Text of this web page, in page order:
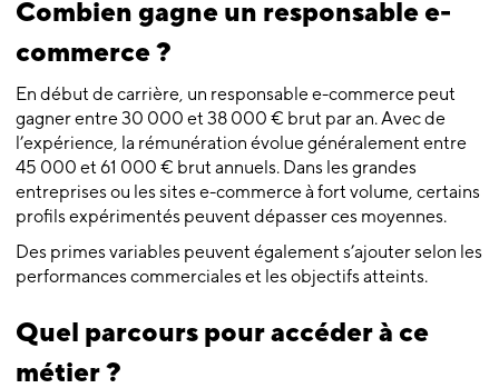
Combien gagne un responsable e-
commerce ?
En début de carrière, un responsable e-commerce peut
gagner entre 30 000 et 38 000 € brut par an. Avec de
l’expérience, la rémunération évolue généralement entre
45 000 et 61 000 € brut annuels. Dans les grandes
entreprises ou les sites e-commerce à fort volume, certains
profils expérimentés peuvent dépasser ces moyennes.
Des primes variables peuvent également s’ajouter selon les
performances commerciales et les objectifs atteints.
Quel parcours pour accéder à ce
métier ?